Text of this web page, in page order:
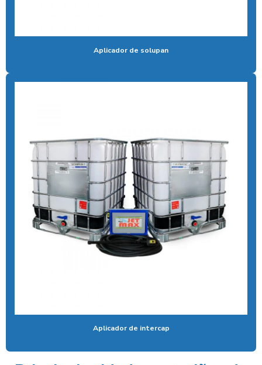
Controlador de banho digital
Controlador de chuveiro
Controlador de chuveiro com pix
Controlador de ducha para quiosque
Controlador de tempo de banho
Controlador de tempo chuveiro
Desengraxante alcalino biodegradavel
Ducha automotiva
Aplicador de solupan
Aplicador de intercap